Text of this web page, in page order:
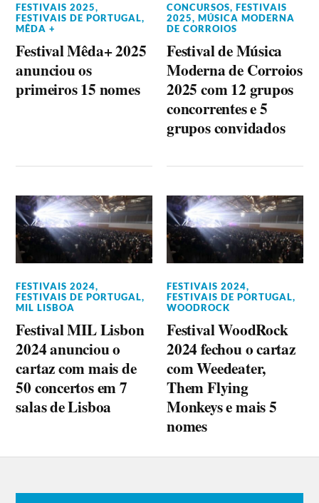
FESTIVAIS 2025,
FESTIVAIS DE PORTUGAL,
MÊDA +
Festival Mêda+ 2025
anunciou os
primeiros 15 nomes
CONCURSOS,FESTIVAIS
2025,MÚSICA MODERNA
DE CORROIOS
Festival de Música
Moderna de Corroios
2025 com 12 grupos
concorrentes e 5
grupos convidados
FESTIVAIS 2024,
FESTIVAIS DE PORTUGAL,
MIL LISBOA
Festival MIL Lisbon
2024 anunciou o
cartaz com mais de
50 concertos em 7
salas de Lisboa
FESTIVAIS 2024,
FESTIVAIS DE PORTUGAL,
WOODROCK
Festival WoodRock
2024 fechou o cartaz
com Weedeater,
Them Flying
Monkeys e mais 5
nomes